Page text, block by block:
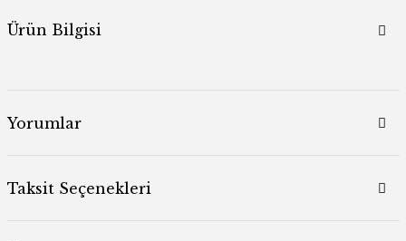
Ürün Bilgisi
Yorumlar
Taksit Seçenekleri